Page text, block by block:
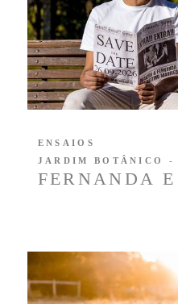
FERNANDA
ENSAIOS
JARDIM BOTÂNICO -